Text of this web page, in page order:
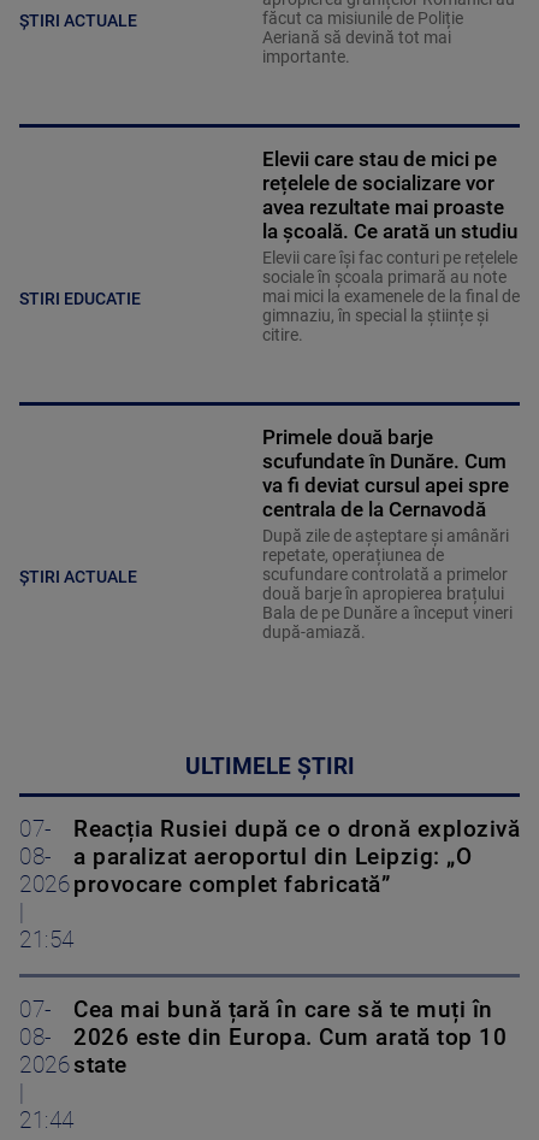
ȘTIRI ACTUALE
făcut ca misiunile de Poliție
Aeriană să devină tot mai
importante.
STIRI EDUCATIE
Elevii care stau de mici pe
rețelele de socializare vor
avea rezultate mai proaste
la școală. Ce arată un studiu
Elevii care îşi fac conturi pe rețelele
sociale în școala primară au note
mai mici la examenele de la final de
gimnaziu, în special la științe și
citire.
ȘTIRI ACTUALE
Primele două barje
scufundate în Dunăre. Cum
va fi deviat cursul apei spre
centrala de la Cernavodă
După zile de așteptare și amânări
repetate, operațiunea de
scufundare controlată a primelor
două barje în apropierea brațului
Bala de pe Dunăre a început vineri
după-amiază.
ULTIMELE ȘTIRI
07-
08-
2026
21:54
Reacția Rusiei după ce o dronă explozivă
a paralizat aeroportul din Leipzig: „O
provocare complet fabricată”
07-
08-
2026
21:44
Cea mai bună țară în care să te muți în
2026 este din Europa. Cum arată top 10
state